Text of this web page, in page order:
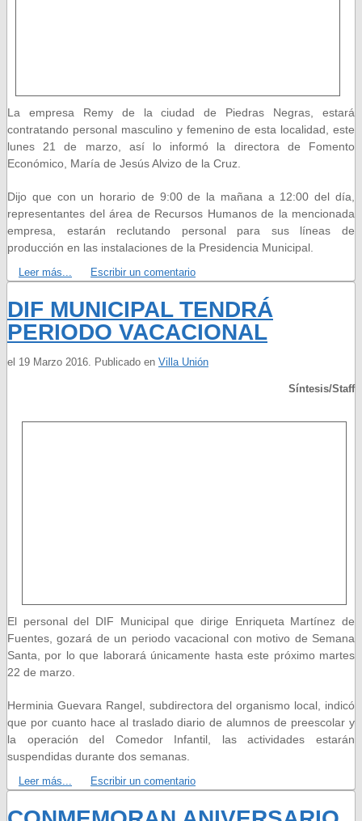
La empresa Remy de la ciudad de Piedras Negras, estará
contratando personal masculino y femenino de esta localidad, este
lunes 21 de marzo, así lo informó la directora de Fomento
Económico, María de Jesús Alvizo de la Cruz.
Dijo que con un horario de 9:00 de la mañana a 12:00 del día,
representantes del área de Recursos Humanos de la mencionada
empresa, estarán reclutando personal para sus líneas de
producción en las instalaciones de la Presidencia Municipal.
Leer más... Escribir un comentario
DIF MUNICIPAL TENDRÁ
PERIODO VACACIONAL
el 19 Marzo 2016. Publicado en Villa Unión
Síntesis/Staff
El personal del DIF Municipal que dirige Enriqueta Martínez de
Fuentes, gozará de un periodo vacacional con motivo de Semana
Santa, por lo que laborará únicamente hasta este próximo martes
22 de marzo.
Herminia Guevara Rangel, subdirectora del organismo local, indicó
que por cuanto hace al traslado diario de alumnos de preescolar y
la operación del Comedor Infantil, las actividades estarán
suspendidas durante dos semanas.
Leer más... Escribir un comentario